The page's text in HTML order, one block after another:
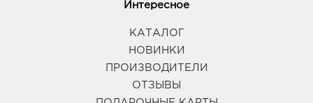
Интересное
КАТАЛОГ
НОВИНКИ
ПРОИЗВОДИТЕЛИ
ОТЗЫВЫ